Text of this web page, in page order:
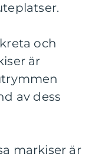
och
är
av dess
markiser är